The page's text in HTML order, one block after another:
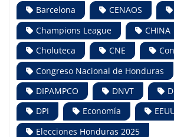
Barcelona
CENAOS
Champions League
CHINA
Choluteca
CNE
Congreso Nacional de Honduras
DIPAMPCO
DNVT
DPI
Economía
Elecciones Honduras 2025